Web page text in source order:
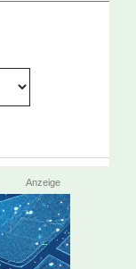
Anzeige